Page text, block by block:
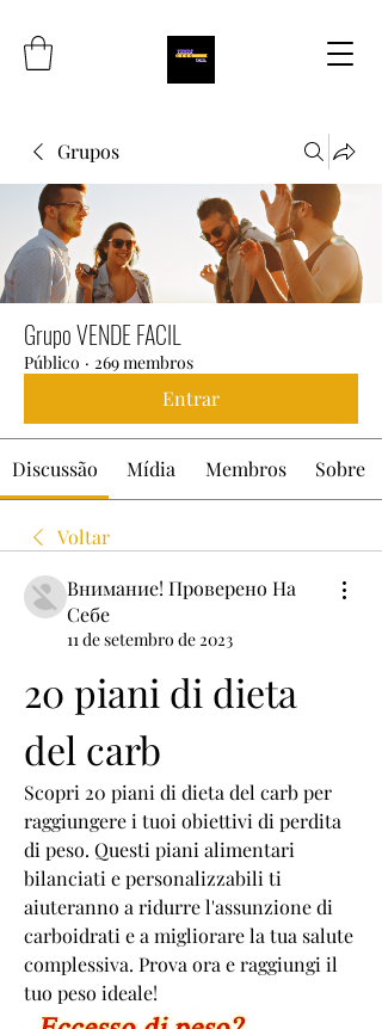
Grupos
Grupo VENDE FACIL
Público · 269 membros
Entrar
Discussão Mídia Membros Sobre
Voltar
Внимание! Проверено На
Себе
11 de setembro de 2023
20 piani di dieta
del carb
Scopri 20 piani di dieta del carb per
raggiungere i tuoi obiettivi di perdita
di peso. Questi piani alimentari
bilanciati e personalizzabili ti
aiuteranno a ridurre l'assunzione di
carboidrati e a migliorare la tua salute
complessiva. Prova ora e raggiungi il
tuo peso ideale!